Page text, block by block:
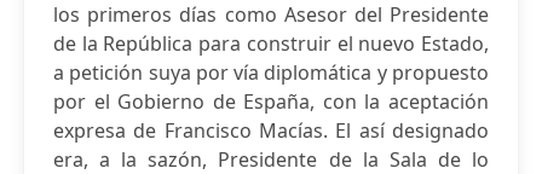
los primeros días como Asesor del Presidente
de la República para construir el nuevo Estado,
a petición suya por vía diplomática y propuesto
por el Gobierno de España, con la aceptación
expresa de Francisco Macías. El así designado
era, a la sazón, Presidente de la Sala de lo